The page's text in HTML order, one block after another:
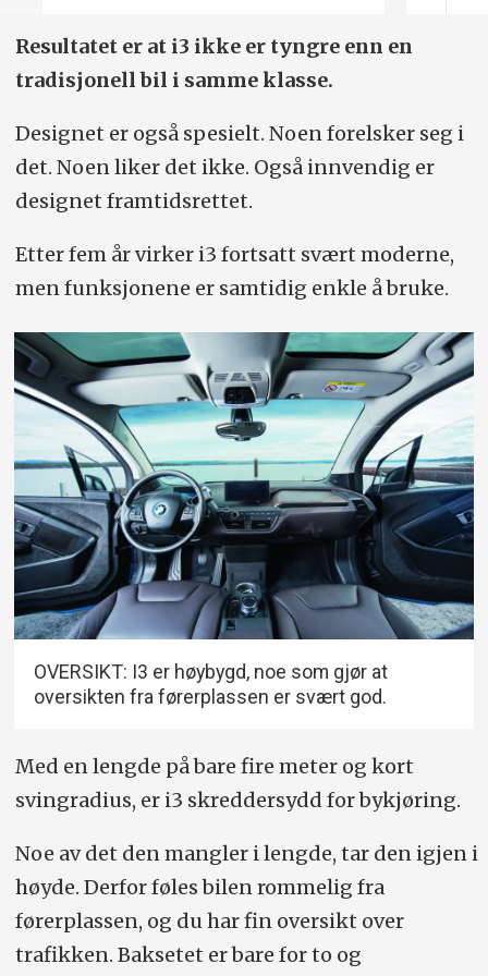
Resultatet er at i3 ikke er tyngre enn en
tradisjonell bil i samme klasse.
Designet er også spesielt. Noen forelsker seg i
det. Noen liker det ikke. Også innvendig er
designet framtidsrettet.
Etter fem år virker i3 fortsatt svært moderne,
men funksjonene er samtidig enkle å bruke.
OVERSIKT: I3 er høybygd, noe som gjør at
oversikten fra førerplassen er svært god.
Med en lengde på bare fire meter og kort
svingradius, er i3 skreddersydd for bykjøring.
Noe av det den mangler i lengde, tar den igjen i
høyde. Derfor føles bilen rommelig fra
førerplassen, og du har fin oversikt over
trafikken. Baksetet er bare for to og